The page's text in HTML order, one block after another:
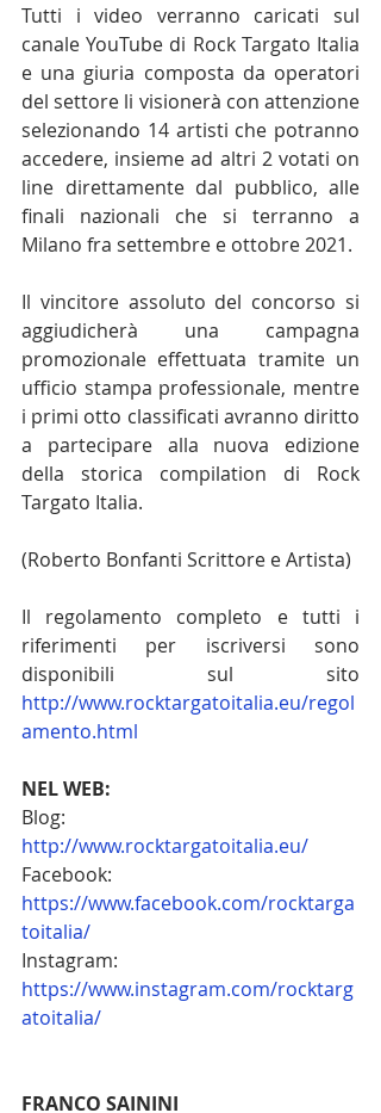
Tutti i video verranno caricati sul
canale YouTube di Rock Targato Italia
e una giuria composta da operatori
del settore li visionerà con attenzione
selezionando 14 artisti che potranno
accedere, insieme ad altri 2 votati on
line direttamente dal pubblico, alle
finali nazionali che si terranno a
Milano fra settembre e ottobre 2021.
Il vincitore assoluto del concorso si
aggiudicherà una campagna
promozionale effettuata tramite un
ufficio stampa professionale, mentre
i primi otto classificati avranno diritto
a partecipare alla nuova edizione
della storica compilation di Rock
Targato Italia.
(Roberto Bonfanti Scrittore e Artista)
Il regolamento completo e tutti i
riferimenti per iscriversi sono
http://www.rocktargatoitalia.eu/regol
amento.html
NEL WEB:
Blog:
http://www.rocktargatoitalia.eu/
Facebook:
https://www.facebook.com/rocktarga
toitalia/
Instagram:
https://www.instagram.com/rocktarg
atoitalia/
FRANCO SAININI